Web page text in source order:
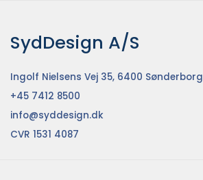
SydDesign A/S
Ingolf Nielsens Vej 35, 6400 Sønderborg
+45 7412 8500
info@syddesign.dk
CVR 1531 4087